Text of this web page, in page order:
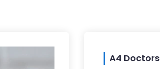
A4 Doctors